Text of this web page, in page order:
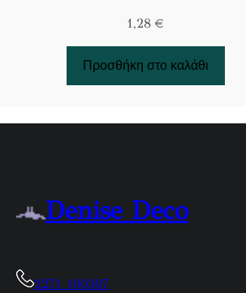
1,28 €
Προσθήκη στο καλάθι
Denise Deco
2271 100307